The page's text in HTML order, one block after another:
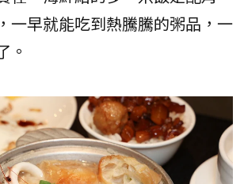
一早就能吃到熱騰騰的粥品，一
。